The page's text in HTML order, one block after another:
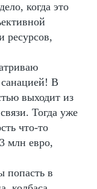
когда это
ресурсов,
В
выходит из
Тогда уже
что-то
млн евро,
попасть в